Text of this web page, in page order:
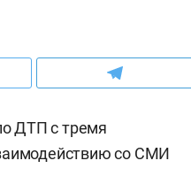
ДТП с тремя
со СМИ